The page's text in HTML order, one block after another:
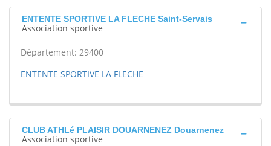
ENTENTE SPORTIVE LA FLECHE Saint-Servais
Association sportive
Département: 29400
ENTENTE SPORTIVE LA FLECHE
CLUB ATHLé PLAISIR DOUARNENEZ Douarnenez
Association sportive